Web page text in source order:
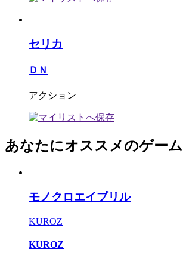
セリカ
ＤＮ
アクション
あなたにオススメのゲーム
モノクロエイプリル
KUROZ
KUROZ